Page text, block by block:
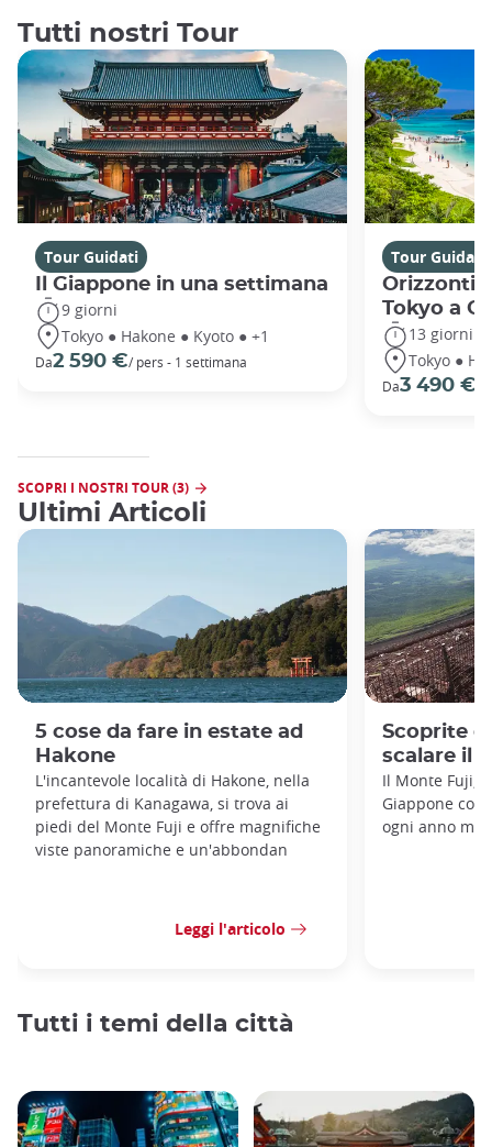
Tutti nostri Tour
Tour Guidati
Il Giappone in una settimana
9 giorni
Tokyo ● Hakone ● Kyoto ● +1
Da2 590 €/ pers - 1 settimana
Tour Guidati
Orizzonti
Tokyo a
13 giorni
Tokyo ●
Da3 490 €
SCOPRI I NOSTRI TOUR (3)
Ultimi Articoli
5 cose da fare in estate ad
Hakone
L'incantevole località di Hakone, nella
prefettura di Kanagawa, si trova ai
piedi del Monte Fuji e offre magnifiche
viste panoramiche e un'abbondan
Leggi l'articolo
Scoprite
scalare il
Il Monte Fuji,
Giappone
ogni anno
Tutti i temi della città